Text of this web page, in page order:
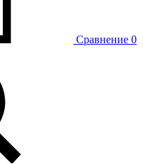
Сравнение 0